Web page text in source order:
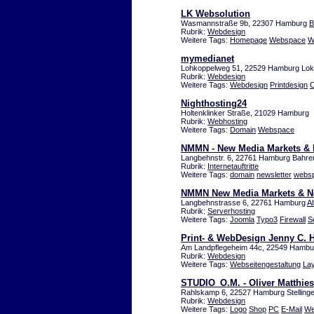
LK Websolution
Wasmannstraße 9b, 22307 Hamburg
Rubrik: Webdesign
Weitere Tags: Homepage Webspace
mymedianet
Lohkoppelweg 51, 22529 Hamburg
Rubrik: Webdesign
Weitere Tags: Webdesign Printdesign
Nighthosting24
Holtenklinker Straße, 21029 Hamburg
Rubrik: Webhosting
Weitere Tags: Domain Webspace
NMMN - New Media Markets
Langbehnstr. 6, 22761 Hamburg
Rubrik: Internetauftritte
Weitere Tags: domain newsletter
NMMN New Media Markets &
Langbehnstrasse 6, 22761 Hamburg
Rubrik: Serverhosting
Weitere Tags: Joomla Typo3 Firewall
Print- & WebDesign Jenny C.
Am Landpflegeheim 44c, 22549
Rubrik: Webdesign
Weitere Tags: Webseitengestaltung
STUDIO_O.M. - Oliver
Rahlskamp 6, 22527 Hamburg
Rubrik: Webdesign
Weitere Tags: Logo Shop PC E-Mail